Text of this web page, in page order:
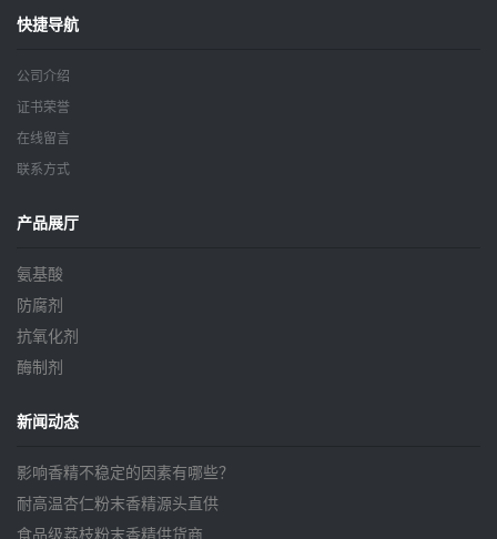
快捷导航
公司介绍
证书荣誉
在线留言
联系方式
产品展厅
氨基酸
防腐剂
抗氧化剂
酶制剂
新闻动态
影响香精不稳定的因素有哪些？
耐高温杏仁粉末香精源头直供
食品级荔枝粉末香精供货商